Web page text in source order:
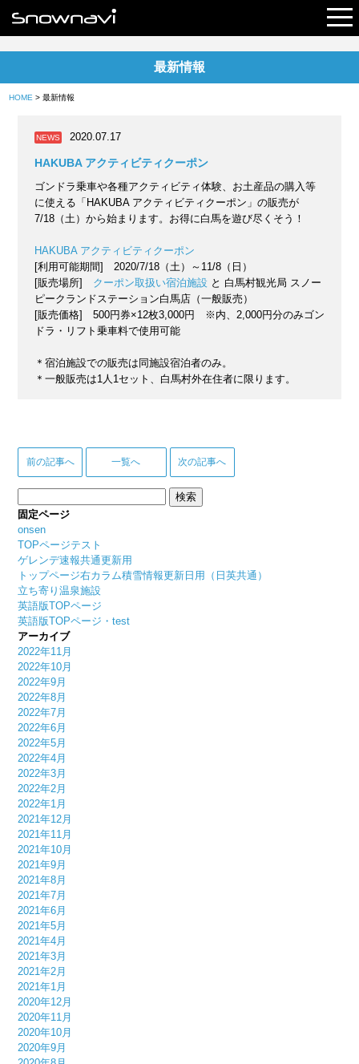
最新情報
HOME > 最新情報
NEWS 2020.07.17
HAKUBA アクティビティクーポン
ゴンドラ乗車や各種アクティビティ体験、お土産品の購入等
に使える「HAKUBA アクティビティクーポン」の販売が
7/18（土）から始まります。お得に白馬を遊び尽くそう！
HAKUBA アクティビティクーポン
[利用可能期間] 2020/7/18（土）～11/8（日）
[販売場所] クーポン取扱い宿泊施設と 白馬村観光局 スノー
ピークランドステーション白馬店（一般販売）
[販売価格] 500円券×12枚3,000円 ※内、2,000円分のみゴン
ドラ・リフト乗車料で使用可能
＊宿泊施設での販売は同施設宿泊者のみ。
＊一般販売は1人1セット、白馬村外在住者に限ります。
前の記事へ 一覧へ 次の記事へ
索:
固定ページ
onsen
TOPページテスト
ゲレンデ速報共通更新用
トップページ右カラム積雪情報更新日用（日英共通）
立ち寄り温泉施設
英語版TOPページ
英語版TOPページ・test
アーカイブ
2022年11月
2022年10月
2022年9月
2022年8月
2022年7月
2022年6月
2022年5月
2022年4月
2022年3月
2022年2月
2022年1月
2021年12月
2021年11月
2021年10月
2021年9月
2021年8月
2021年7月
2021年6月
2021年5月
2021年4月
2021年3月
2021年2月
2021年1月
2020年12月
2020年11月
2020年10月
2020年9月